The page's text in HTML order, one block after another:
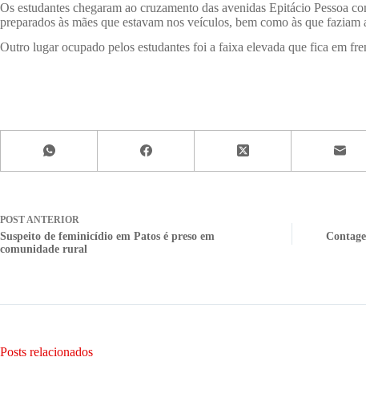
Os estudantes chegaram ao cruzamento das avenidas Epitácio Pessoa
preparados às mães que estavam nos veículos, bem como às que faziam
Outro lugar ocupado pelos estudantes foi a faixa elevada que fica em
POST ANTERIOR
Suspeito de feminicídio em Patos é preso em
comunidade rural
Posts relacionados